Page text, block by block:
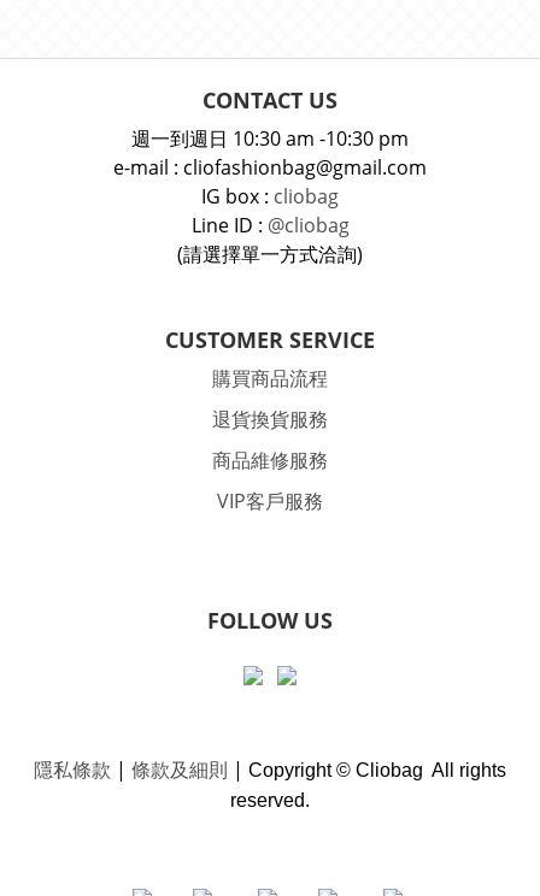
CONTACT US
週一到週日 10:30 am -10:30 pm
e-mail : cliofashionbag@gmail.com
IG box : cliobag
Line ID : @cliobag
(請選擇單一方式洽詢)
CUSTOMER SERVICE
購買商品流程
退貨換貨服務
商品維修服務
VIP客戶服務
FOLLOW US
隱私條款 | 條款及細則 | Copyright © Cliobag All rights
reserved.